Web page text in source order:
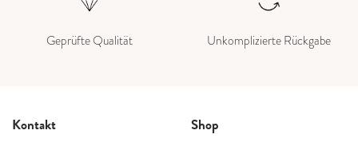
Geprüfte Qualität Unkomplizierte Rückgabe
Kontakt Shop